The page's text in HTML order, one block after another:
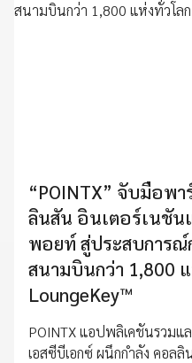
“POINTX” จับมือพ
ลินสัน อินเตอร์เนชัน
พอยท์ สู่ประสบการณ์
สนามบินกว่า 1,800
LoungeKey™
POINTX แอปพลิเคชันรวม
เอสซีบีเอกซ์ ผนึกกำลัง คอล